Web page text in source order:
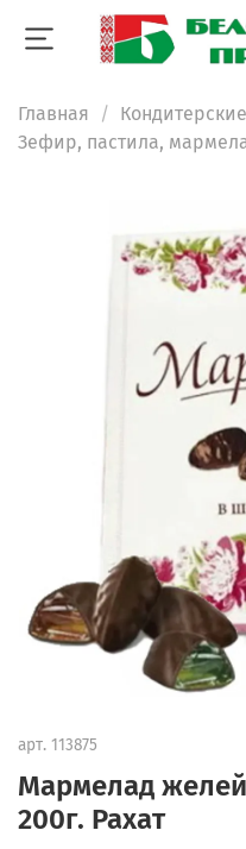
Главная
Зефир, пастила,
арт. 113875
Мармелад
200г. Рахат